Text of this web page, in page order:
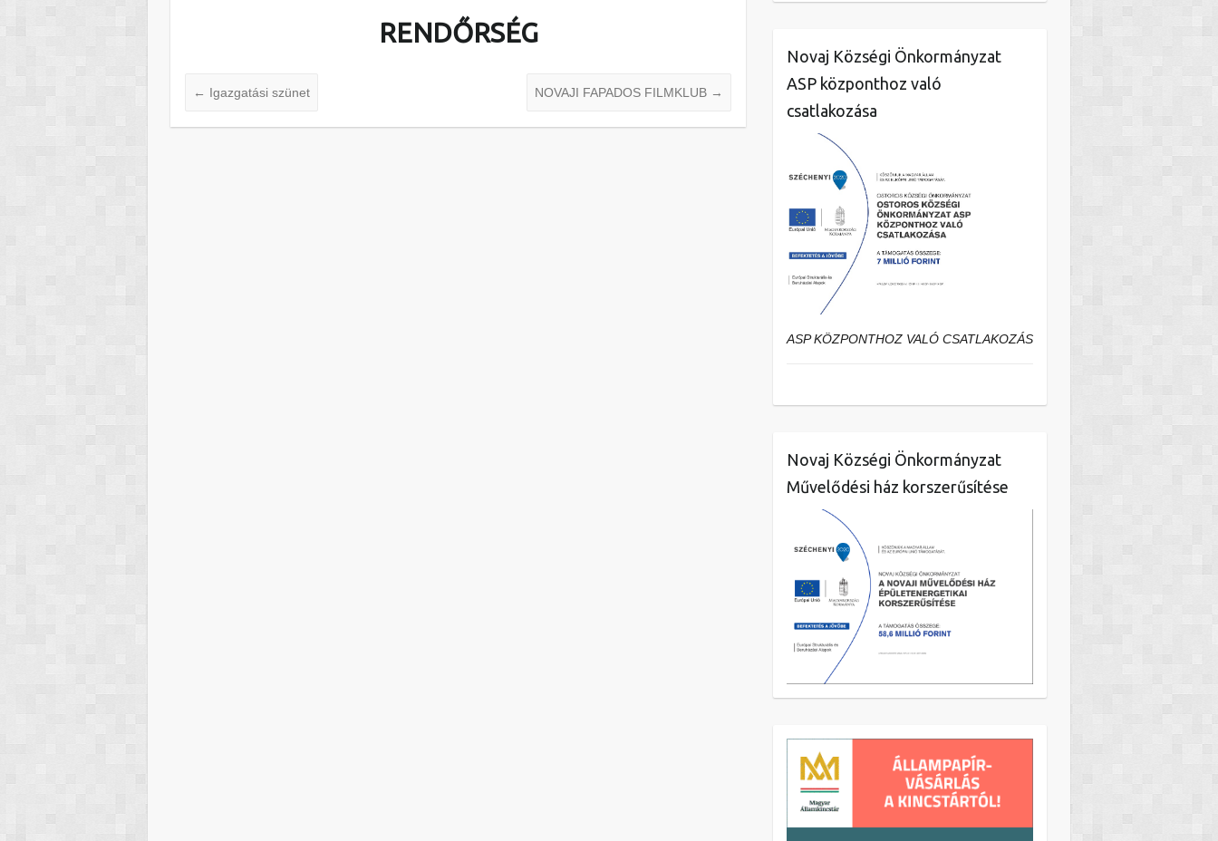
RENDŐRSÉG
← Igazgatási szünet NOVAJI FAPADOS FILMKLUB →
Novaj Községi Önkormányzat
ASP központhoz való
csatlakozása
ASP KÖZPONTHOZ VALÓ CSATLAKOZÁS
Novaj Községi Önkormányzat
Művelődési ház korszerűsítése